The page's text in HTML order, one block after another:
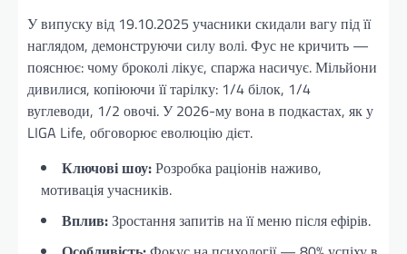
У випуску від 19.10.2025 учасники скидали вагу під її
наглядом, демонструючи силу волі. Фус не кричить —
пояснює: чому броколі лікує, спаржа насичує. Мільйони
дивилися, копіюючи її тарілку: 1/4 білок, 1/4
вуглеводи, 1/2 овочі. У 2026-му вона в подкастах, як у
LIGA Life, обговорює еволюцію дієт.
Ключові шоу:Розробка раціонів наживо,
мотивація учасників.
Вплив:Зростання запитів на її меню після ефірів.